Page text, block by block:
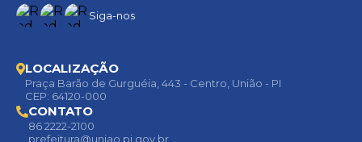
Siga-nos
LOCALIZAÇÃO
Praça Barão de Gurguéia, 443 - Centro, União - PI
CEP: 64120-000
CONTATO
86 2222-2100
prefeitura@uniao.pi.gov.br